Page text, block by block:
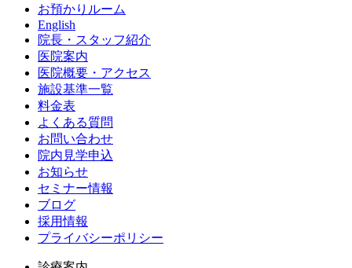
お預かりルーム
English
院長・スタッフ紹介
医院案内
医院概要・アクセス
施設基準一覧
料金表
よくある質問
お問い合わせ
院内見学申込
お知らせ
セミナー情報
ブログ
採用情報
プライバシーポリシー